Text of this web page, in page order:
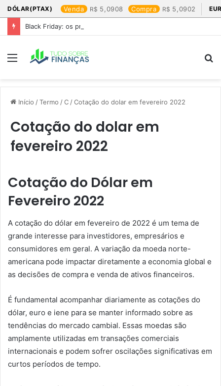
DÓLAR(PTAX) Venda 5,0908 Compra 5,0902
Black Friday: os produtos que mais valem a pena
Menu
Início /Termo /C /Cotação do dolar em fevereiro 2022​
Cotação do dolar em
fevereiro 2022​
Cotação do Dólar em
Fevereiro 2022
A cotação do dólar em fevereiro de 2022 é um tema de
grande interesse para investidores, empresários e
consumidores em geral. A variação da moeda norte-
americana pode impactar diretamente a economia global e
as decisões de compra e venda de ativos financeiros.
É fundamental acompanhar diariamente as cotações do
dólar, euro e iene para se manter informado sobre as
tendências do mercado cambial. Essas moedas são
amplamente utilizadas em transações comerciais
internacionais e podem sofrer oscilações significativas em
curtos períodos de tempo.